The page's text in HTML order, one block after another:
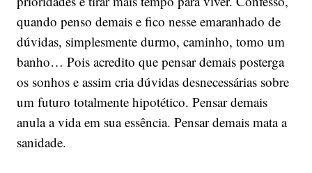
quando penso demais e fico nesse emaranhado de
dúvidas, simplesmente durmo, caminho, tomo um
banho… Pois acredito que pensar demais posterga
os sonhos e assim cria dúvidas desnecessárias sobre
um futuro totalmente hipotético. Pensar demais
anula a vida em sua essência. Pensar demais mata a
sanidade.